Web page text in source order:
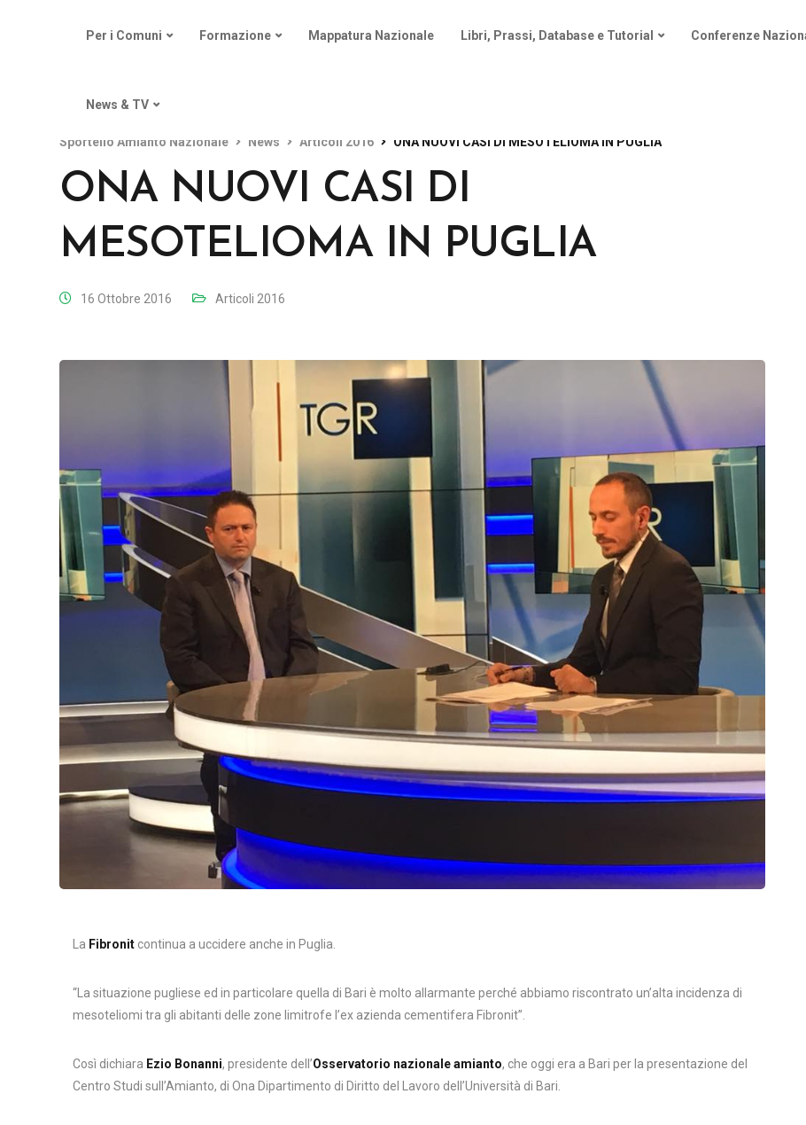
Per i Comuni Formazione Mappatura Nazionale Libri, Prassi, Database e Tutorial Conferenze
News & TV
Sportello Amianto Nazionale News Articoli 2016 ONA NUOVI CASI DI MESOTELIOMA IN PUGLIA
ONA NUOVI CASI DI
MESOTELIOMA IN PUGLIA
16 Ottobre 2016 Articoli 2016
La Fibronit continua a uccidere anche in Puglia.
“La situazione pugliese ed in particolare quella di Bari è molto allarmante perché abbiamo riscontrato un’alta incidenza di
mesoteliomi tra gli abitanti delle zone limitrofe l’ex azienda cementifera Fibronit”.
Così dichiara Ezio Bonanni, presidente dell’Osservatorio nazionale amianto, che oggi era a Bari per la presentazione del
Centro Studi sull’Amianto, di Ona Dipartimento di Diritto del Lavoro dell’Università di Bari.